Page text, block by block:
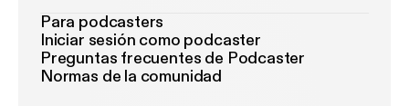
Para podcasters
Iniciar sesión como podcaster
Preguntas frecuentes de Podcaster
Normas de la comunidad